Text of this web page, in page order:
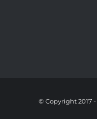
© Copyright 2017 -